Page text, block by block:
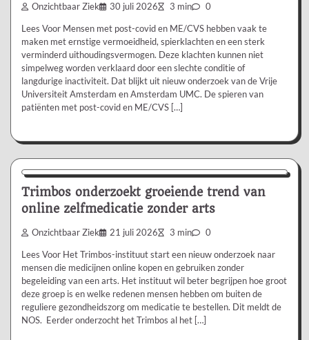
Onzichtbaar Ziek 30 juli 2026 3 min 0
Lees Voor Mensen met post-covid en ME/CVS hebben vaak te
maken met ernstige vermoeidheid, spierklachten en een sterk
verminderd uithoudingsvermogen. Deze klachten kunnen niet
simpelweg worden verklaard door een slechte conditie of
langdurige inactiviteit. Dat blijkt uit nieuw onderzoek van de Vrije
Universiteit Amsterdam en Amsterdam UMC. De spieren van
patiënten met post-covid en ME/CVS […]
Nieuws/Informatie
Trimbos onderzoekt groeiende trend van
online zelfmedicatie zonder arts
Onzichtbaar Ziek 21 juli 2026 3 min 0
Lees Voor Het Trimbos-instituut start een nieuw onderzoek naar
mensen die medicijnen online kopen en gebruiken zonder
begeleiding van een arts. Het instituut wil beter begrijpen hoe groot
deze groep is en welke redenen mensen hebben om buiten de
reguliere gezondheidszorg om medicatie te bestellen. Dit meldt de
NOS. Eerder onderzocht het Trimbos al het […]